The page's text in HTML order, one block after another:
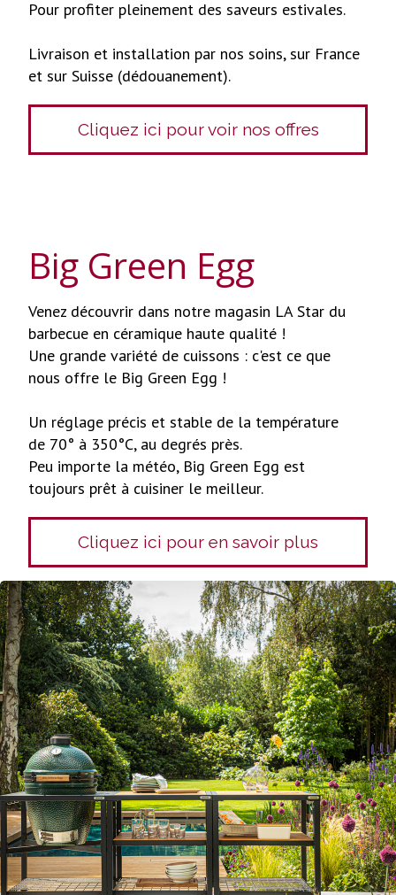
Pour profiter pleinement des saveurs estivales.
Livraison et installation par nos soins, sur France
et sur Suisse (dédouanement).
Cliquez ici pour voir nos offres
Big Green Egg
Venez découvrir dans notre magasin LA Star du
barbecue en céramique haute qualité !
Une grande variété de cuissons : c'est ce que
nous offre le Big Green Egg !
Un réglage précis et stable de la température
de 70° à 350°C, au degrés près.
Peu importe la météo, Big Green Egg est
toujours prêt à cuisiner le meilleur.
Cliquez ici pour en savoir plus